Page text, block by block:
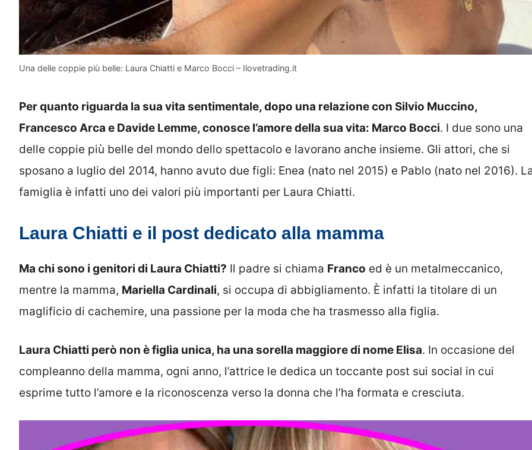
Una delle coppie più belle: Laura Chiatti e Marco Bocci – Ilovetrading.it
Per quanto riguarda la sua vita sentimentale, dopo una relazione con Silvio Muccino,
Francesco Arca e Davide Lemme, conosce l’amore della sua vita: Marco Bocci. I due sono una
delle coppie più belle del mondo dello spettacolo e lavorano anche insieme. Gli attori, che si
sposano a luglio del 2014, hanno avuto due figli: Enea (nato nel 2015) e Pablo (nato nel 2016).
famiglia è infatti uno dei valori più importanti per Laura Chiatti.
Laura Chiatti e il post dedicato alla mamma
Ma chi sono i genitori di Laura Chiatti? Il padre si chiama Franco ed è un metalmeccanico,
mentre la mamma, Mariella Cardinali, si occupa di abbigliamento. È infatti la titolare di un
maglificio di cachemire, una passione per la moda che ha trasmesso alla figlia.
Laura Chiatti però non è figlia unica, ha una sorella maggiore di nome Elisa. In occasione del
compleanno della mamma, ogni anno, l’attrice le dedica un toccante post sui social in cui
esprime tutto l’amore e la riconoscenza verso la donna che l’ha formata e cresciuta.